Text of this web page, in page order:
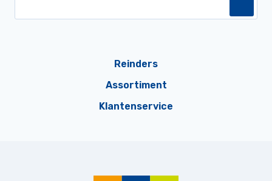
Reinders
Assortiment
Klantenservice